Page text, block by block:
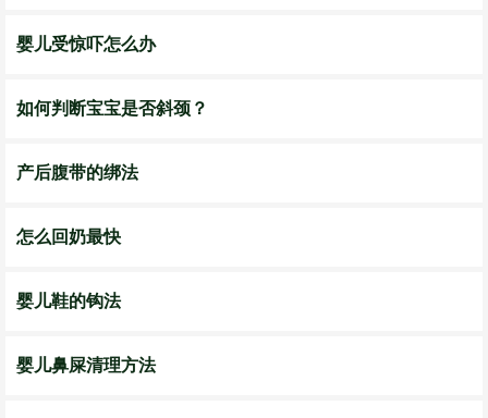
婴儿受惊吓怎么办
如何判断宝宝是否斜颈？
产后腹带的绑法
怎么回奶最快
婴儿鞋的钩法
婴儿鼻屎清理方法